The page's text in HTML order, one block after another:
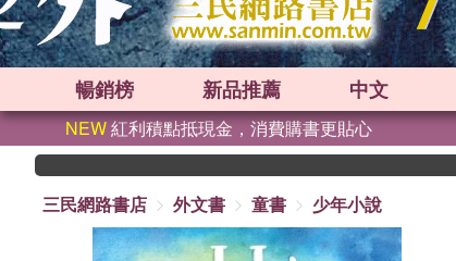
暢銷榜 新品推薦 中文
NEW紅利積點抵現金，消費購書更貼心
三民網路書店
外文書 童書 少年小說